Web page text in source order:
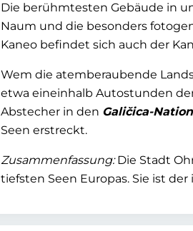
Die berühmtesten Gebäude in
Naum und die besonders
Kaneo befindet sich auch der
Wem die atemberaubende
etwa eineinhalb Autostunden
Abstecher in den Galičica-
Seen erstreckt.
Zusammenfassung:Die Stadt
tiefsten Seen Europas. Sie ist